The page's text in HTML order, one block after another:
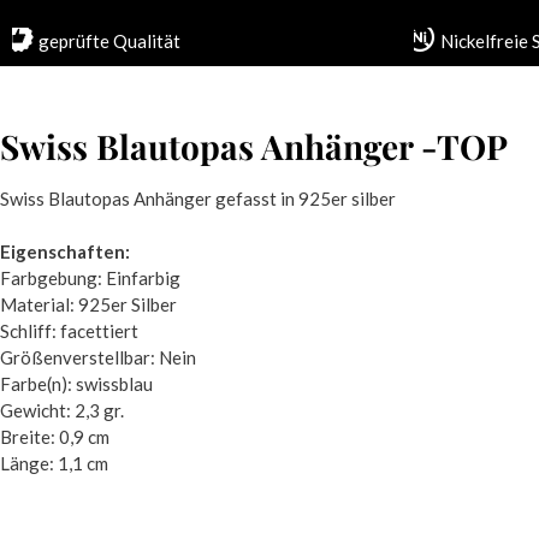
geprüfte Qualität Nickelfreie
Swiss Blautopas Anhänger -TOP
Swiss Blautopas Anhänger gefasst in 925er silber
Eigenschaften:
Farbgebung: Einfarbig
Material: 925er Silber
Schliff: facettiert
Größenverstellbar: Nein
Farbe(n): swissblau
Gewicht: 2,3 gr.
Breite: 0,9 cm
Länge: 1,1 cm